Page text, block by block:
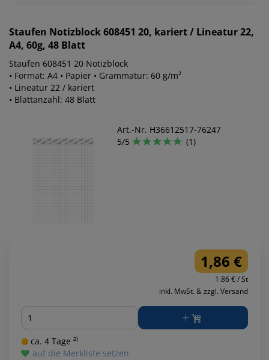
Staufen Notizblock 608451 20, kariert / Lineatur 22,
A4, 60g, 48 Blatt
Staufen 608451 20 Notizblock
• Format: A4 • Papier • Grammatur: 60 g/m²
• Lineatur 22 / kariert
• Blattanzahl: 48 Blatt
Art.-Nr. H36612517-76247
5/5
(1)
1,86 €
1.86 € / St
inkl. MwSt. & zzgl. Versand
Menge
ca. 4 Tage ²⁾
auf die Merkliste setzen